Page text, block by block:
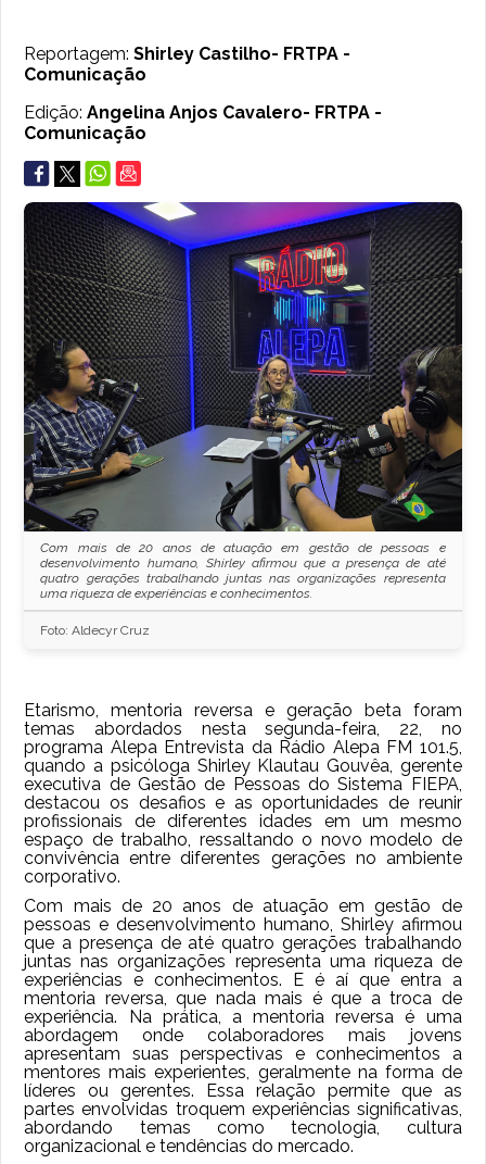
Reportagem:Shirley Castilho- FRTPA -
Comunicação
Edição:Angelina Anjos Cavalero- FRTPA -
Comunicação
Com mais de 20 anos de atuação em gestão de pessoas e
desenvolvimento humano, Shirley afirmou que a presença de até
quatro gerações trabalhando juntas nas organizações representa
uma riqueza de experiências e conhecimentos.
Foto: Aldecyr Cruz
Etarismo, mentoria reversa e geração beta foram
temas abordados nesta segunda-feira, 22, no
programa Alepa Entrevista da Rádio Alepa FM 101.5,
quando a psicóloga Shirley Klautau Gouvêa, gerente
executiva de Gestão de Pessoas do Sistema FIEPA,
destacou os desafios e as oportunidades de reunir
profissionais de diferentes idades em um mesmo
espaço de trabalho, ressaltando o novo modelo de
convivência entre diferentes gerações no ambiente
corporativo.
Com mais de 20 anos de atuação em gestão de
pessoas e desenvolvimento humano, Shirley afirmou
que a presença de até quatro gerações trabalhando
juntas nas organizações representa uma riqueza de
experiências e conhecimentos. E é aí que entra a
mentoria reversa, que nada mais é que a troca de
experiência. Na prática, a mentoria reversa é uma
abordagem onde colaboradores mais jovens
apresentam suas perspectivas e conhecimentos a
mentores mais experientes, geralmente na forma de
líderes ou gerentes. Essa relação permite que as
partes envolvidas troquem experiências significativas,
abordando temas como tecnologia, cultura
organizacional e tendências do mercado.